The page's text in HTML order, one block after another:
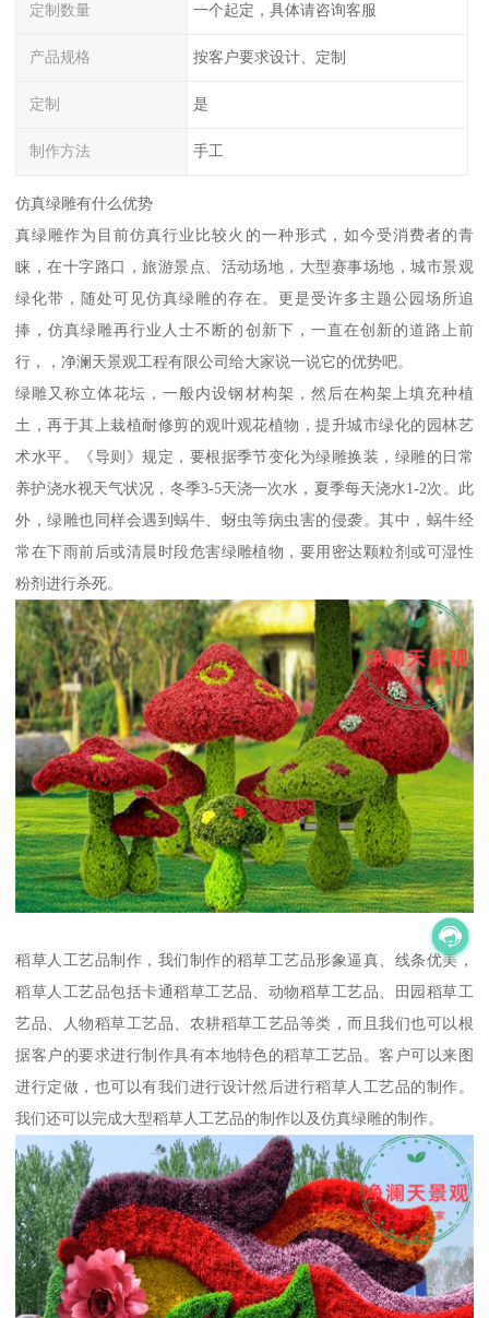
定制数量 一个起定，具体请咨询客服
产品规格 按客户要求设计、定制
定制 是
制作方法 手工
仿真绿雕有什么优势
真绿雕作为目前仿真行业比较火的一种形式，如今受消费者的青
睐，在十字路口，旅游景点、活动场地，大型赛事场地，城市景观
绿化带，随处可见仿真绿雕的存在。更是受许多主题公园场所追
捧，仿真绿雕再行业人士不断的创新下，一直在创新的道路上前
行，，净澜天景观工程有限公司给大家说一说它的优势吧。
绿雕又称立体花坛，一般内设钢材构架，然后在构架上填充种植
土，再于其上栽植耐修剪的观叶观花植物，提升城市绿化的园林艺
术水平。《导则》规定，要根据季节变化为绿雕换装，绿雕的日常
养护浇水视天气状况，冬季3-5天浇一次水，夏季每天浇水1-2次。此
外，绿雕也同样会遇到蜗牛、蚜虫等病虫害的侵袭。其中，蜗牛经
常在下雨前后或清晨时段危害绿雕植物，要用密达颗粒剂或可湿性
粉剂进行杀死。
稻草人工艺品制作，我们制作的稻草工艺品形象逼真、线条优美，
稻草人工艺品包括卡通稻草工艺品、动物稻草工艺品、田园稻草工
艺品、人物稻草工艺品、农耕稻草工艺品等类，而且我们也可以根
据客户的要求进行制作具有本地特色的稻草工艺品。客户可以来图
进行定做，也可以有我们进行设计然后进行稻草人工艺品的制作。
我们还可以完成大型稻草人工艺品的制作以及仿真绿雕的制作。